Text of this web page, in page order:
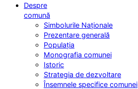
Despre
comună
Simbolurile Naționale
Prezentare generală
Populația
Monografia comunei
Istoric
Strategia de dezvoltare
Însemnele specifice comunei